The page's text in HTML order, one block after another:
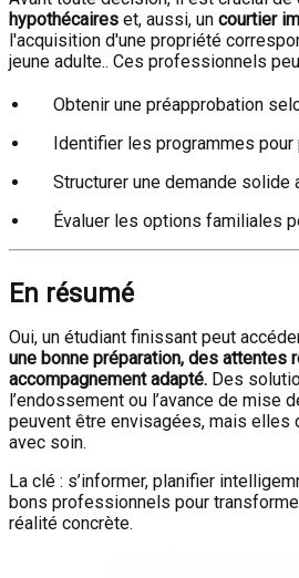
hypothécaires et, aussi, un courtier
l'acquisition d'une propriété
jeune adulte.. Ces professionnels
Obtenir une préapprobation
Identifier les programmes
Structurer une demande
Évaluer les options familiales
En résumé
Oui, un étudiant finissant peut
une bonne préparation, des attentes
accompagnement adapté. Des
l’endossement ou l’avance de mise
peuvent être envisagées, mais elles
avec soin.
La clé : s’informer, planifier
bons professionnels pour
réalité concrète.